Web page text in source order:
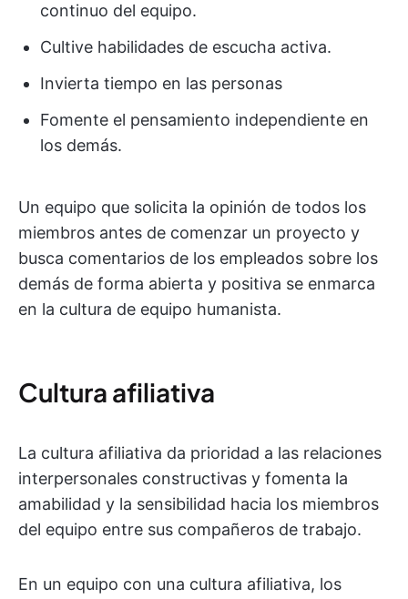
continuo del equipo.
Cultive habilidades de escucha activa.
Invierta tiempo en las personas
Fomente el pensamiento independiente en
los demás.
Un equipo que solicita la opinión de todos los
miembros antes de comenzar un proyecto y
busca comentarios de los empleados sobre los
demás de forma abierta y positiva se enmarca
en la cultura de equipo humanista.
Cultura afiliativa
La cultura afiliativa da prioridad a las relaciones
interpersonales constructivas y fomenta la
amabilidad y la sensibilidad hacia los miembros
del equipo entre sus compañeros de trabajo.
En un equipo con una cultura afiliativa, los